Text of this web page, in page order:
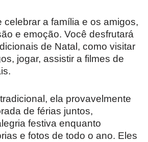
celebrar a família e os amigos,
e emoção. Você desfrutará
de Natal, como visitar
jogar, assistir a filmes de
ela provavelmente
de férias juntos,
festiva enquanto
e fotos de todo o ano. Eles